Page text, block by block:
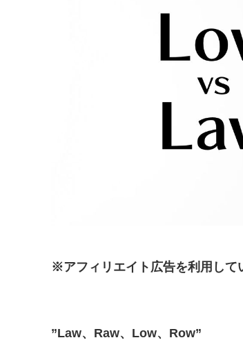
※アフィリエイト広告を利用して
”Law、Raw、Low、Row”